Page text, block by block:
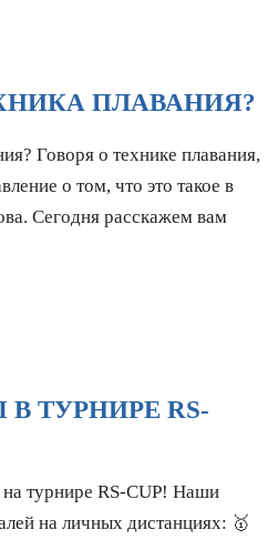
ПЛАВАНИЯ?
Говоря о технике плавания,
о том, что это такое в
Сегодня расскажем вам
ТУРНИРЕ RS-
турнире RS-CUP! Наши
на личных дистанциях: 🥇